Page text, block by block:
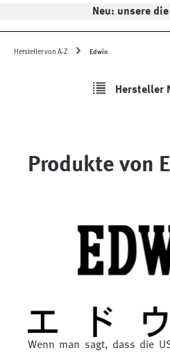
Neu: unsere
Hersteller von A-Z Edwin
Hersteller
Produkte von
Wenn man sagt, dass die